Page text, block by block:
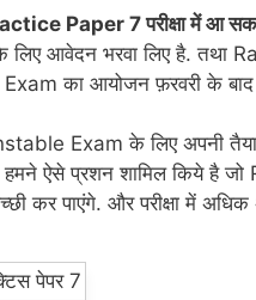
Paper 7 परीक्षा में आ सकते
आवेदन भरवा लिए है. तथा
का आयोजन फ़रवरी के बाद
Exam के लिए अपनी
हमने ऐसे प्रशन शामिल किये है
कर पाएंगे. और परीक्षा में